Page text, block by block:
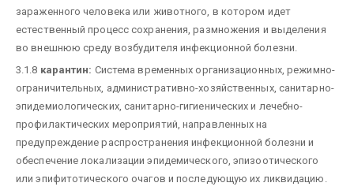
зараженного человека или животного, в котором идет
естественный процесс сохранения, размножения и выделения
во внешнюю среду возбудителя инфекционной болезни.
3.1.8 карантин: Система временных организационных, режимно-
ограничительных, административно-хозяйственных, санитарно-
эпидемиологических, санитарно-гигиенических и лечебно-
профилактических мероприятий, направленных на
предупреждение распространения инфекционной болезни и
обеспечение локализации эпидемического, эпизоотического
или эпифитотического очагов и последующую их ликвидацию.